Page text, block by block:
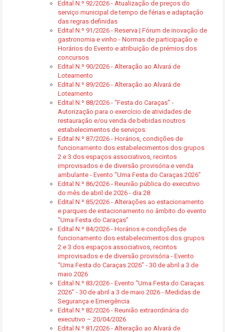
Edital N.º 92/2026 - Atualização de preços do
serviço municipal de tempo de férias e adaptação
das regras definidas
Edital N.º 91/2026 - Reserva | Fórum de inovação de
gastronomia e vinho - Normas de participação e
Horários do Evento e atribuição de prémios dos
concursos
Edital N.º 90/2026 - Alteração ao Alvará de
Loteamento
Edital N.º 89/2026 - Alteração ao Alvará de
Loteamento
Edital N.º 88/2026 - “Festa do Caraças” -
Autorização para o exercício de atividades de
restauração e/ou venda de bebidas noutros
estabelecimentos de serviços:
Edital N.º 87/2026 - Horários, condições de
funcionamento dos estabelecimentos dos grupos
2 e 3 dos espaços associativos, recintos
improvisados e de diversão provisória e venda
ambulante - Evento “Uma Festa do Caraças 2026”
Edital N.º 86/2026 - Reunião pública do executivo
do mês de abril de 2026 - dia 28
Edital N.º 85/2026 - Alterações ao estacionamento
e parques de estacionamento no âmbito do evento
“Uma Festa do Caraças”
Edital N.º 84/2026 - Horários e condições de
funcionamento dos estabelecimentos dos grupos
2 e 3 dos espaços associativos, recintos
improvisados e de diversão provisória - Evento
“Uma Festa do Caraças 2026” - 30 de abril a 3 de
maio 2026
Edital N.º 83/2026 - Evento “Uma Festa do Caraças
2026” - 30 de abril a 3 de maio 2026 - Medidas de
Segurança e Emergência
Edital N.º 82/2026 - Reunião extraordinária do
executivo – 20/04/2026
Edital N.º 81/2026 - Alteração ao Alvará de